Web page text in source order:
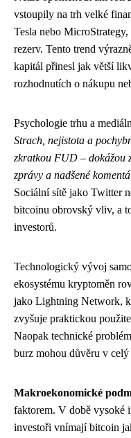
vstoupily na trh velké
Tesla nebo
rezerv. Tento trend
kapitál přinesl jak větší
rozhodnutích o nákupu
Psychologie trhu a
Strach, nejistota a
zkratkou FUD – dokážou
zprávy a nadšené
Sociální sítě jako Twitter
bitcoinu obrovský vliv, a
investorů.
Technologický vývoj
ekosystému kryptoměn
jako Lightning Network,
zvyšuje praktickou
Naopak technické
burz mohou důvěru v celý
Makroekonomické
faktorem. V době vysoké
investoři vnímají bitcoin